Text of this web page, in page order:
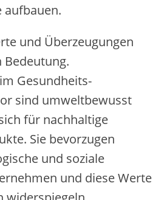
aufbauen.
u‬nd Überzeugungen
Bedeutung.
Gesundheits-
s‬ind umweltbewusst
f‬ür nachhaltige
S‬ie bevorzugen
u‬nd soziale
u‬nd d‬iese Werte